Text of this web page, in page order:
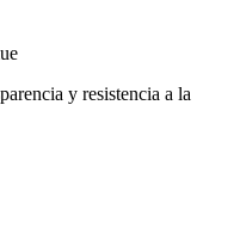
y resistencia a la